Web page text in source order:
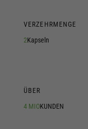
VERZEHRMENGE
2Kapseln
ÜBER
4 MIOKUNDEN